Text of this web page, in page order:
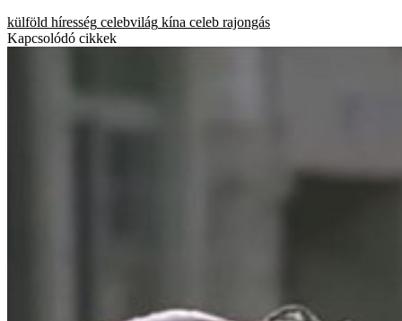
külföld híresség celebvilág kína celeb rajongás
Kapcsolódó cikkek